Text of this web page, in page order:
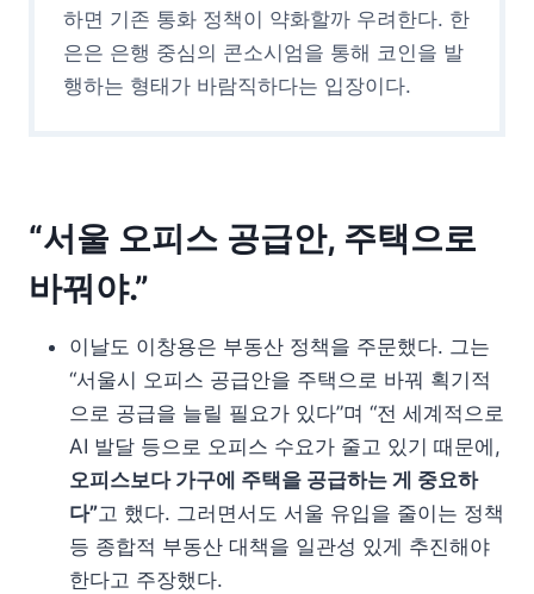
하면 기존 통화 정책이 약화할까 우려한다. 한
은은 은행 중심의 콘소시엄을 통해 코인을 발
행하는 형태가 바람직하다는 입장이다.
“서울 오피스 공급안, 주택으로
바꿔야.”
이날도 이창용은 부동산 정책을 주문했다. 그는
“서울시 오피스 공급안을 주택으로 바꿔 획기적
으로 공급을 늘릴 필요가 있다”며 “전 세계적으로
AI 발달 등으로 오피스 수요가 줄고 있기 때문에,
오피스보다 가구에 주택을 공급하는 게 중요하
다”고 했다. 그러면서도 서울 유입을 줄이는 정책
등 종합적 부동산 대책을 일관성 있게 추진해야
한다고 주장했다.